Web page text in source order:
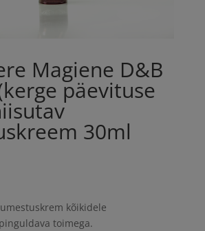
Magiene D&B
päevituse
30ml
kõikidele
toimega.